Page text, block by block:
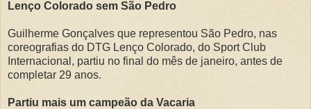
Lenço Colorado sem São Pedro
Guilherme Gonçalves que representou São Pedro, nas
coreografias do DTG Lenço Colorado, do Sport Club
Internacional, partiu no final do mês de janeiro, antes de
completar 29 anos.
Partiu mais um campeão da Vacaria